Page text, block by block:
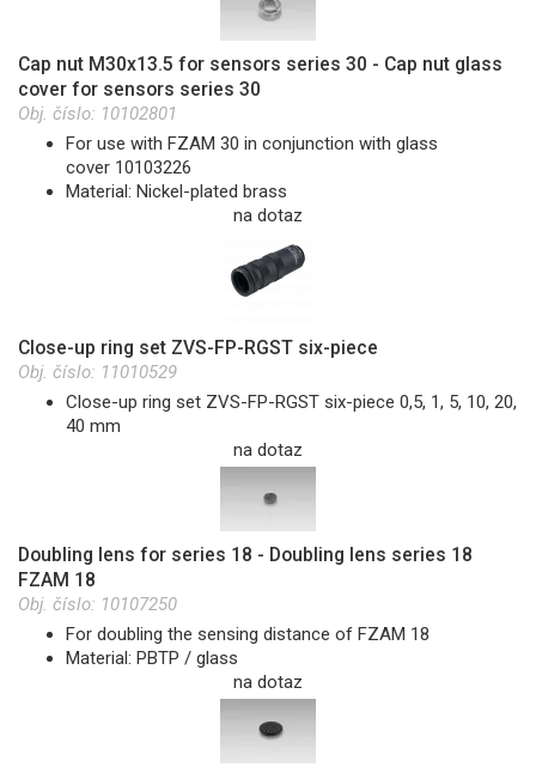
Cap nut M30x13.5 for sensors series 30 - Cap nut glass
cover for sensors series 30
Obj. číslo: 10102801
For use with FZAM 30 in conjunction with glass
cover 10103226
Material: Nickel-plated brass
na dotaz
Close-up ring set ZVS-FP-RGST six-piece
Obj. číslo: 11010529
Close-up ring set ZVS-FP-RGST six-piece 0,5, 1, 5, 10, 20,
40 mm
na dotaz
Doubling lens for series 18 - Doubling lens series 18
FZAM 18
Obj. číslo: 10107250
For doubling the sensing distance of FZAM 18
Material: PBTP / glass
na dotaz